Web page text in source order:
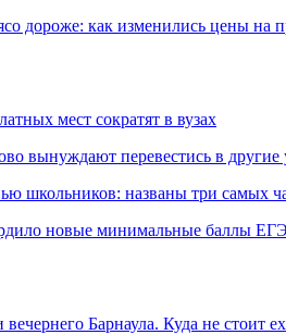
дороже: как изменились цены на
мест сократят в вузах
вынуждают перевестись в
школьников: названы три самых
новые минимальные баллы
Барнаула. Куда не стоит